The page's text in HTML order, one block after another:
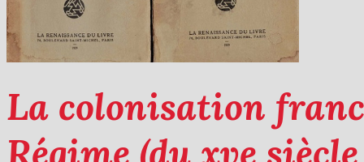
La colonisation
Régime (du xve siècle